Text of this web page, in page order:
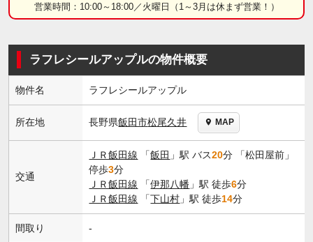
営業時間：10:00～18:00／火曜日（1～3月は休まず営業！）
ラフレシールアップルの物件概要
物件名 ラフレシールアップル
所在地 長野県飯田市松尾久井 MAP
交通
ＪＲ飯田線 「飯田 」駅 バス20分 「松田屋前」
停歩3分
ＪＲ飯田線 「伊那八幡 」駅 徒歩6分
ＪＲ飯田線 「下山村 」駅 徒歩14分
間取り -